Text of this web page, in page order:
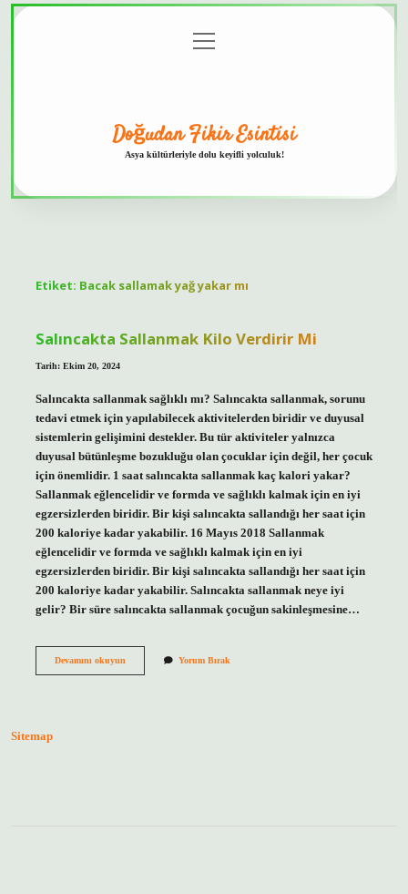
menüyü
aç
Doğudan Fikir Esintisi
Asya kültürleriyle dolu keyifli yolculuk!
Etiket: Bacak sallamak yağ yakar mı
Salıncakta Sallanmak Kilo Verdirir Mi
Tarih: Ekim 20, 2024
Salıncakta sallanmak sağlıklı mı? Salıncakta sallanmak, sorunu
tedavi etmek için yapılabilecek aktivitelerden biridir ve duyusal
sistemlerin gelişimini destekler. Bu tür aktiviteler yalnızca
duyusal bütünleşme bozukluğu olan çocuklar için değil, her çocuk
için önemlidir. 1 saat salıncakta sallanmak kaç kalori yakar?
Sallanmak eğlencelidir ve formda ve sağlıklı kalmak için en iyi
egzersizlerden biridir. Bir kişi salıncakta sallandığı her saat için
200 kaloriye kadar yakabilir. 16 Mayıs 2018 Sallanmak
eğlencelidir ve formda ve sağlıklı kalmak için en iyi
egzersizlerden biridir. Bir kişi salıncakta sallandığı her saat için
200 kaloriye kadar yakabilir. Salıncakta sallanmak neye iyi
gelir? Bir süre salıncakta sallanmak çocuğun sakinleşmesine…
Devamını okuyunSalıncakta
Yorum Bırak
Sitemap